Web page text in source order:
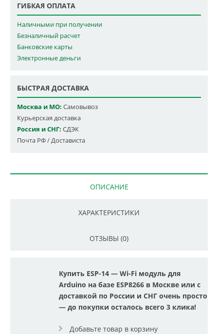
ГИБКАЯ ОПЛАТА
Наличными при получении
Безналичный расчет
Банковские карты
Электронные деньги
БЫСТРАЯ ДОСТАВКА
Москва и МО: Самовывоз
Курьерская доставка
Россия и СНГ: СДЭК
Почта РФ / Достависта
ОПИСАНИЕ
ХАРАКТЕРИСТИКИ
ОТЗЫВЫ (0)
Купить ESP-14 — Wi-Fi модуль для
Arduino на базе ESP8266 в Москве или с
доставкой по России и СНГ очень просто
— до покупки осталось всего 3 клика!
Добавьте товар в корзину